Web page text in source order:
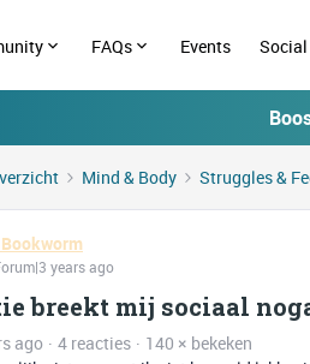
FAQs Events
Mind & Body Struggles &
years ago
breekt mij sociaal
ago 4 reacties
140 × bekeken